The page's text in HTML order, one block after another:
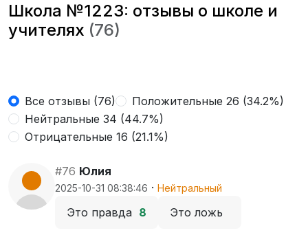
Школа №1223: отзывы о школе и
учителях (76)
Все отзывы (76)
Положительные 26 (34.2%)
Нейтральные 34 (44.7%)
Отрицательные 16 (21.1%)
#76 Юлия
2025-10-31 08:38:46 · Нейтральный
Это правда 8 Это ложь